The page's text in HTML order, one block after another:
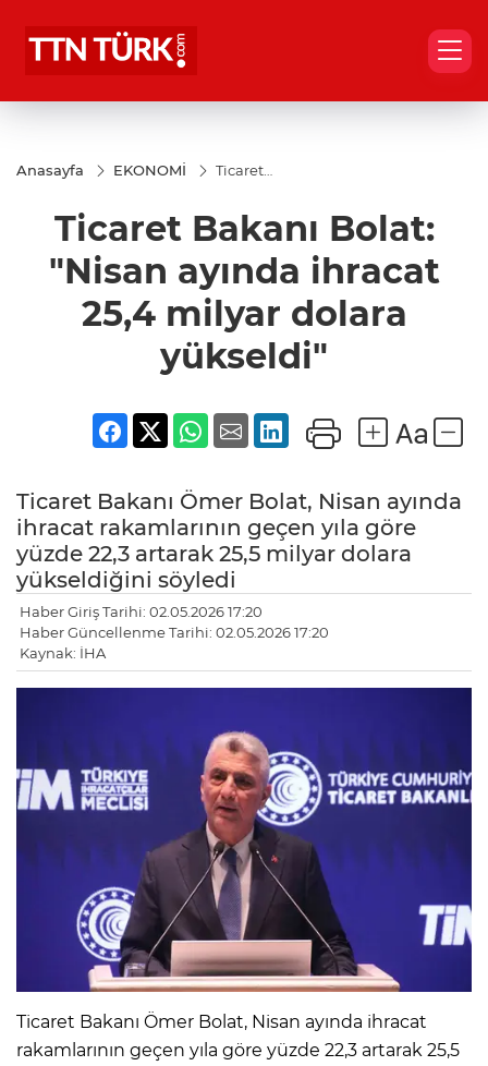
Anasayfa EKONOMİ
Ticaret
"Nisan
ayında
25,4
dolara
yükseldi"
Ticaret Bakanı Bolat:
"Nisan ayında ihracat
25,4 milyar dolara
yükseldi"
Ticaret Bakanı Ömer Bolat, Nisan ayında
ihracat rakamlarının geçen yıla göre
yüzde 22,3 artarak 25,5 milyar dolara
yükseldiğini söyledi
Haber Giriş Tarihi: 02.05.2026 17:20
Haber Güncellenme Tarihi: 02.05.2026 17:20
Kaynak: İHA
Ticaret Bakanı Ömer Bolat, Nisan ayında ihracat
rakamlarının geçen yıla göre yüzde 22,3 artarak 25,5